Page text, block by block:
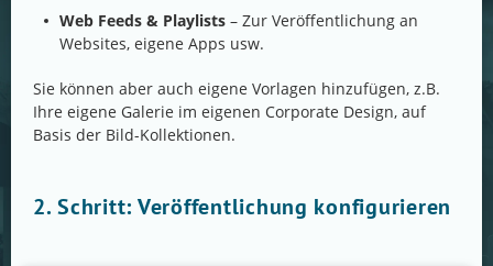
Web Feeds & Playlists – Zur Veröffentlichung an
Websites, eigene Apps usw.
Sie können aber auch eigene Vorlagen hinzufügen, z.B.
Ihre eigene Galerie im eigenen Corporate Design, auf
Basis der Bild-Kollektionen.
2. Schritt: Veröffentlichung konfigurieren